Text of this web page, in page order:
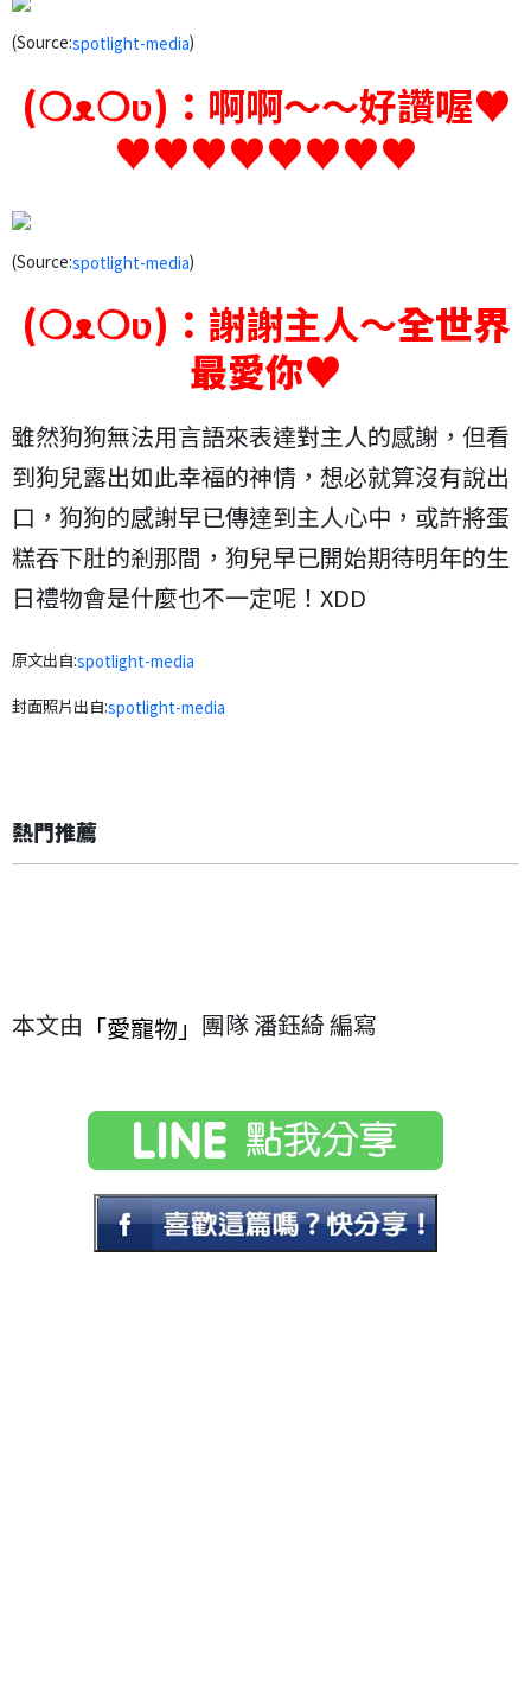
(Source:spotlight-media)
(❍ᴥ❍ʋ)： 啊啊～～好讚喔♥
♥♥♥♥♥♥♥♥
(Source:spotlight-media)
(❍ᴥ❍ʋ)： 謝謝主人～全世界
最愛你♥
雖然狗狗無法用言語來表達對主人的感謝，但看
到狗兒露出如此幸福的神情，想必就算沒有說出
口，狗狗的感謝早已傳達到主人心中，或許將蛋
糕吞下肚的剎那間，狗兒早已開始期待明年的生
日禮物會是什麼也不一定呢！XDD
原文出自:spotlight-media
封面照片出自:spotlight-media
熱門推薦
本文由 「愛寵物」 團隊 潘鈺綺 編寫